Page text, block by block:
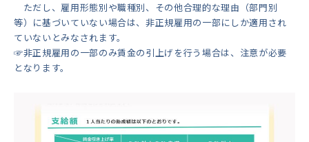
ただし、雇用形態別や職種別、その他合理的な理由（部門別
等）に基づいていない場合は、非正規雇用の一部にしか適用され
ていないとみなされます。
☞非正規雇用の一部のみ賃金の引上げを行う場合は、注意が必要
となります。